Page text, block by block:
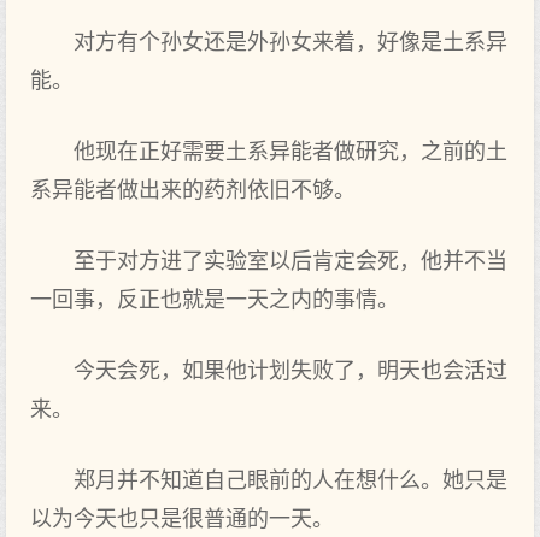
对方有个孙女还是外孙女来着，好像是土系异
能。
他现在正好需要土系异能者做研究，之前的土
系异能者做出来的药剂依旧不够。
至于对方进了实验室以后肯定会死，他并不当
一回事，反正也就是一天之内的事情。
今天会死，如果他计划失败了，明天也会活过
来。
郑月并不知道自己眼前的人在想什么。她只是
以为今天也只是很普通的一天。